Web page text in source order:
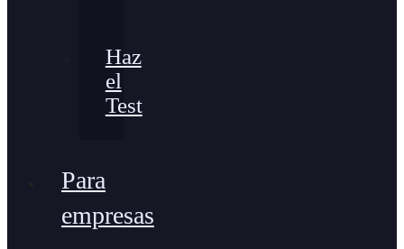
Haz
el
Test
Para
empresas